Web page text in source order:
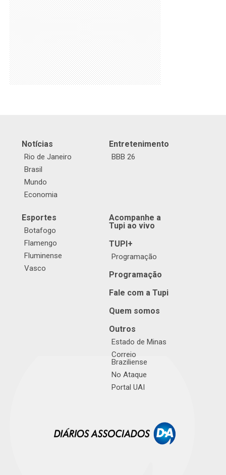
Notícias
Rio de Janeiro
Brasil
Mundo
Economia
Entretenimento
BBB 26
Esportes
Botafogo
Flamengo
Fluminense
Vasco
Acompanhe a
Tupi ao vivo
TUPI+
Programação
Programação
Fale com a Tupi
Quem somos
Outros
Estado de Minas
Correio
Braziliense
No Ataque
Portal UAI